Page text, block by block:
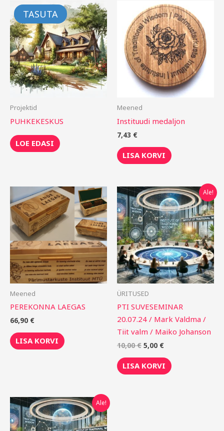
TASUTA
Projektid
PUHKEKESKUS
LOE EDASI
Meened
Instituudi medaljon
7,43 €
LISA KORVI
Meened
PEREKONNA LAEGAS
66,90 €
LISA KORVI
Ale!
ÜRITUSED
PTI SUVESEMINAR
20.07.24 / Mark Valdma /
Tiit valm / Maiko Johanson
10,00€
Algne
hind
oli:
10,00 €.
5,00 €
Praegune
hind
on:
5,00 €.
LISA KORVI
Ale!
Algne
hind
oli:
10,00 €.
Praegune
hind
on:
5,00 €.